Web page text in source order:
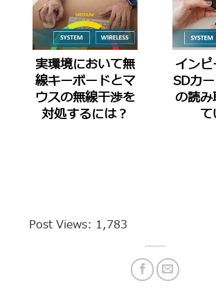
実環境において無
線キーボードとマ
ウスの無線干渉を
対処するには？
イン
SDカ
の読
て
Post Views: 1,783